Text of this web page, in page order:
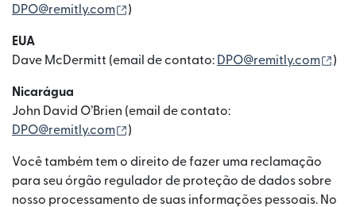
DPO@remitly.com
(abre em uma nova janela)
)
EUA
Dave McDermitt (email de contato: DPO@remitly.com )
Nicarágua
John David O’Brien (email de contato:
DPO@remitly.com
(abre em uma nova janela)
)
Você também tem o direito de fazer uma reclamação
para seu órgão regulador de proteção de dados sobre
nosso processamento de suas informações pessoais. No